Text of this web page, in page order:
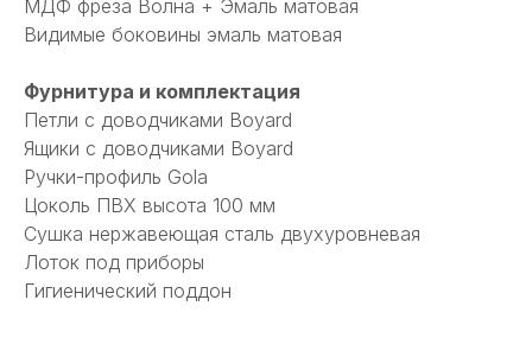
МДФ фреза Волна + Эмаль матовая
Видимые боковины эмаль матовая
Фурнитура и комплектация
Петли с доводчиками Boyard
Ящики с доводчиками Boyard
Ручки-профиль Gola
Цоколь ПВХ высота 100 мм
Сушка нержавеющая сталь двухуровневая
Лоток под приборы
Гигиенический поддон